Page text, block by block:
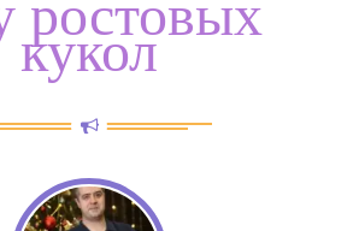
ростовых
кукол